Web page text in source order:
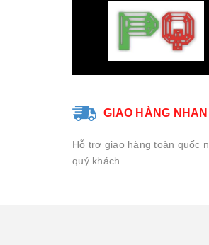
GIAO HÀNG
Hỗ trợ giao hàng toàn quốc
quý khách